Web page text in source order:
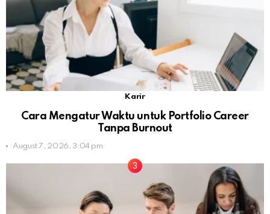
Karir
Cara Mengatur Waktu untuk Portfolio Career
Tanpa Burnout
August 7, 2026, 3:04 pm